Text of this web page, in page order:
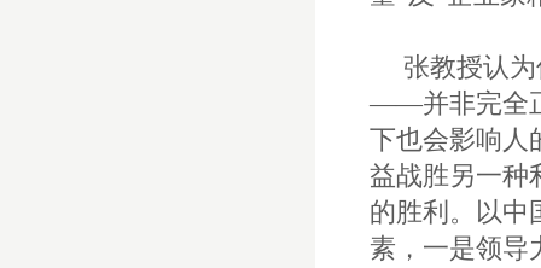
张教授认
——并非完全
下也会影响人
益战胜另一种
的胜利。以中
素，一是领导